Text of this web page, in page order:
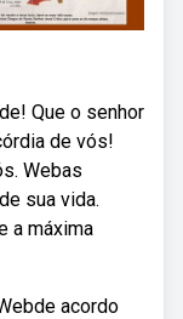
Que o senhor
de vós!
Webas
sua vida.
a máxima
acordo